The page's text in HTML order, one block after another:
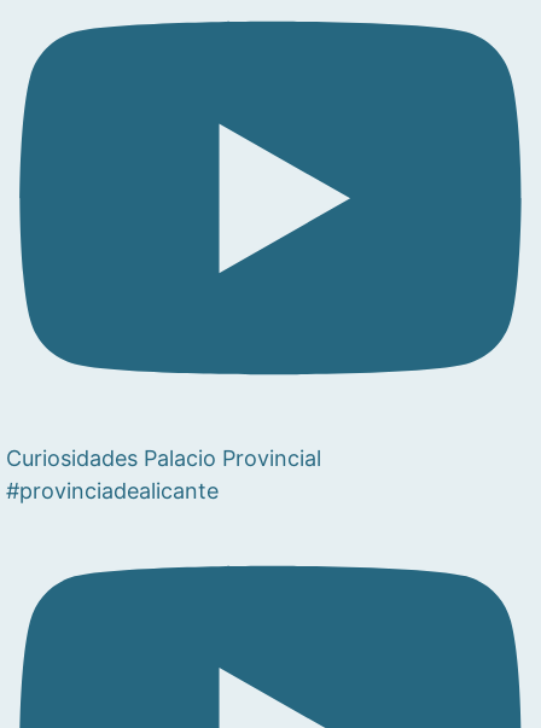
Curiosidades Palacio Provincial
#provinciadealicante